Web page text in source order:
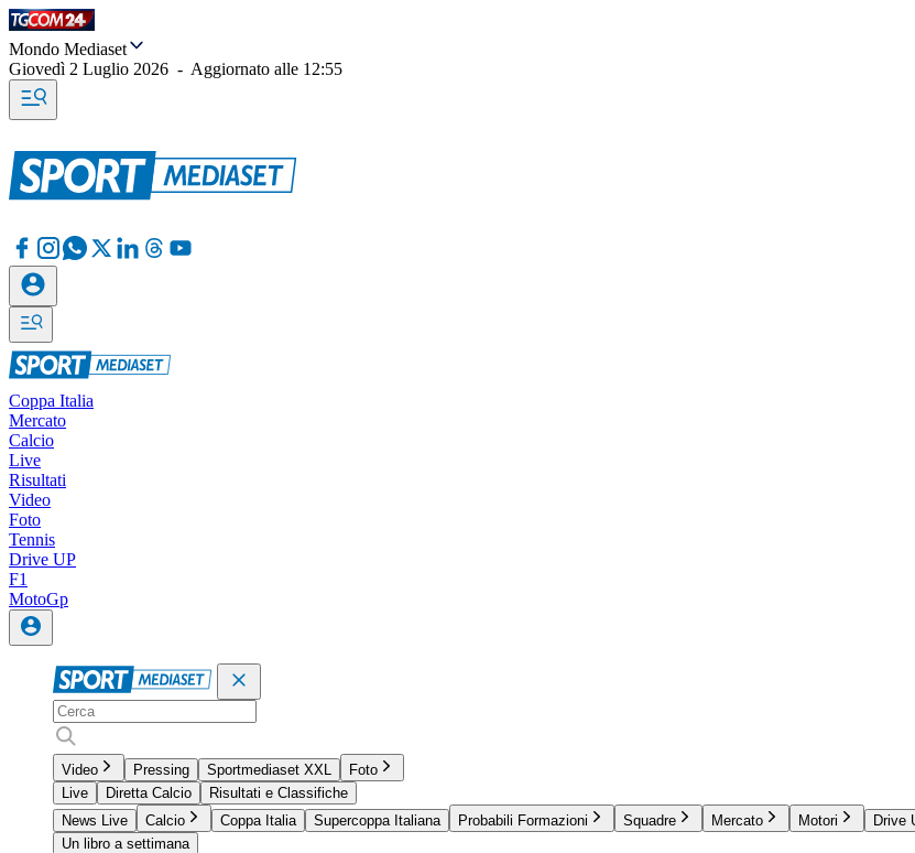
Mondo Mediaset
Giovedì 2 Luglio 2026 - Aggiornato alle 12:55
Coppa Italia
Mercato
Calcio
Live
Risultati
Video
Foto
Tennis
Drive UP
F1
MotoGp
Video Pressing Sportmediaset XXL
Foto
Live
Diretta Calcio
Risultati e Classifiche
News Live
Calcio Coppa Italia Supercoppa Italiana Probabili Formazioni Squadre Mercato Motori Drive
Un libro a settimana